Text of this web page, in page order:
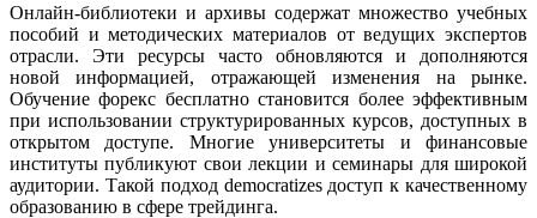
Онлайн-библиотеки и архивы содержат множество учебных
пособий и методических материалов от ведущих экспертов
отрасли. Эти ресурсы часто обновляются и дополняются
новой информацией, отражающей изменения на рынке.
Обучение форекс бесплатно становится более эффективным
при использовании структурированных курсов, доступных в
открытом доступе. Многие университеты и финансовые
институты публикуют свои лекции и семинары для широкой
аудитории. Такой подход democratizes доступ к качественному
образованию в сфере трейдинга.